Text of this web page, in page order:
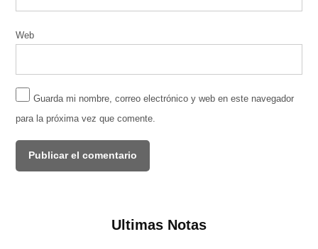
Web
Guarda mi nombre, correo electrónico y web en este navegador
para la próxima vez que comente.
Ultimas Notas